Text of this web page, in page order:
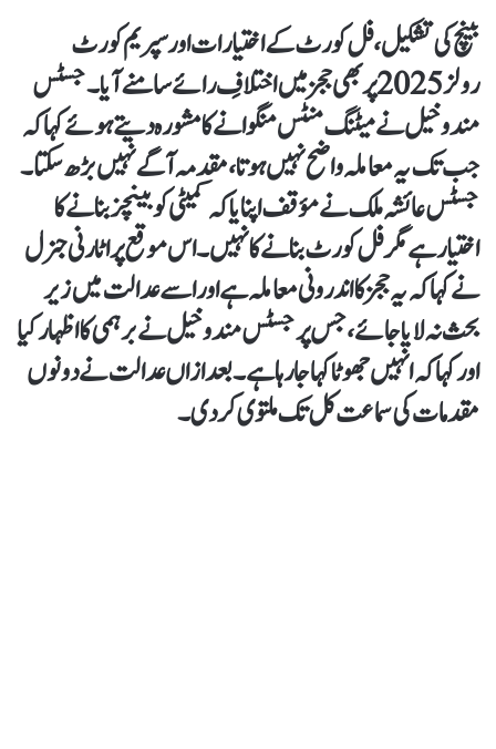
بینچ کی تشکیل، فل کورٹ کے اختیارات اور سپریم کورٹ
رولز 2025 پر بھی ججز میں اختلافِ رائے سامنے آیا۔ جسٹس
مندوخیل نے میٹنگ منٹس منگوانے کا مشورہ دیتے ہوئے کہا کہ
جب تک یہ معاملہ واضح نہیں ہوتا، مقدمہ آگے نہیں بڑھ سکتا۔
جسٹس عائشہ ملک نے مؤقف اپنایا کہ کمیٹی کو بینچز بنانے کا
اختیار ہے مگر فل کورٹ بنانے کا نہیں۔ اس موقع پر اٹارنی جنرل
نے کہا کہ یہ ججز کا اندرونی معاملہ ہے اور اسے عدالت میں زیر
بحث نہ لایا جائے، جس پر جسٹس مندوخیل نے برہمی کا اظہار کیا
اور کہا کہ انہیں جھوٹا کہا جا رہا ہے۔ بعد ازاں عدالت نے دونوں
مقدمات کی سماعت کل تک ملتوی کر دی۔